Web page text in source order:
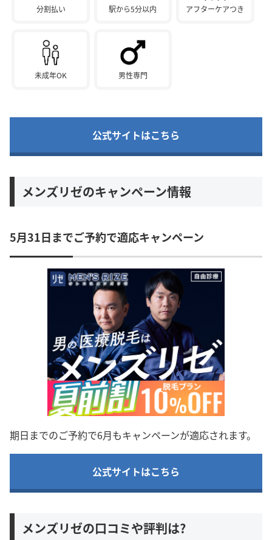
分割払い 駅から5分以内 アフターケアつき
未成年OK 男性専門
公式サイトはこちら
メンズリゼのキャンペーン情報
5月31日までご予約で適応キャンペーン
期日までのご予約で6月もキャンペーンが適応されます。
公式サイトはこちら
メンズリゼの口コミや評判は?